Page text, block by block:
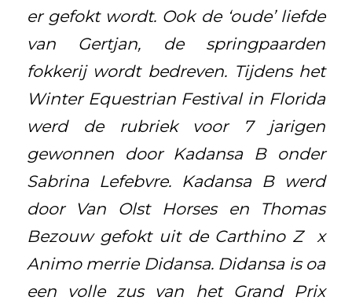
er gefokt wordt. Ook de ‘oude’ liefde
van Gertjan, de springpaarden
fokkerij wordt bedreven. Tijdens het
Winter Equestrian Festival in Florida
werd de rubriek voor 7 jarigen
gewonnen door Kadansa B onder
Sabrina Lefebvre. Kadansa B werd
door Van Olst Horses en Thomas
Bezouw gefokt uit de Carthino Z x
Animo merrie Didansa. Didansa is oa
een volle zus van het Grand Prix